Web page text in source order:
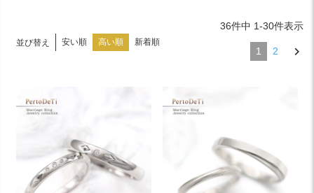
並び替え 安い順 高い順 新着順
36件中 1-30件表示
1 2